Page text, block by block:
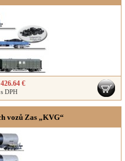
426.64 €
s DPH
vozů Zas „KVG“